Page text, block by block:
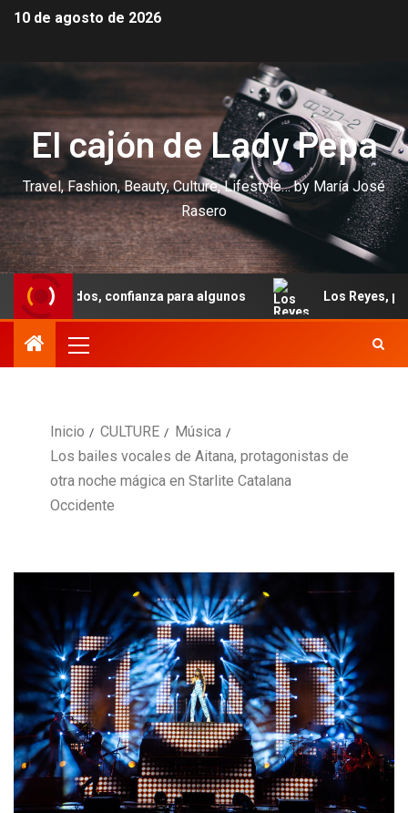
10 de agosto de 2026
El cajón de Lady Pepa
Travel, Fashion, Beauty, Culture, Lifestyle… by María José
Rasero
para algunos Los Reyes, por fin, inician sus
Inicio CULTURE
Música
Los bailes vocales de Aitana, protagonistas de
otra noche mágica en Starlite Catalana
Occidente